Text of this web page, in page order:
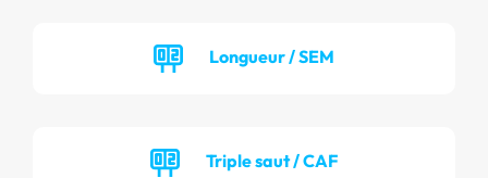
Longueur / SEM
Triple saut / CAF